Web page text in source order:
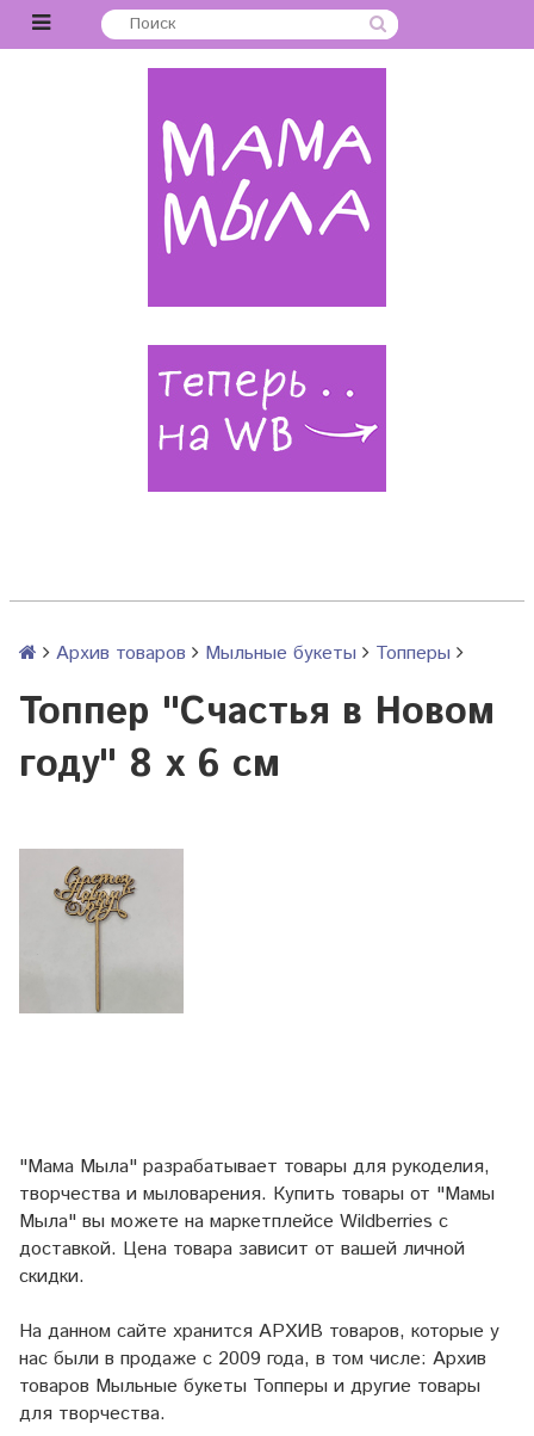
Архив товаров Мыльные букеты Топперы
Топпер "Счастья в Новом
году" 8 х 6 см
"Мама Мыла" разрабатывает товары для рукоделия,
творчества и мыловарения. Купить товары от "Мамы
Мыла" вы можете на маркетплейсе Wildberries с
доставкой. Цена товара зависит от вашей личной
скидки.
На данном сайте хранится АРХИВ товаров, которые у
нас были в продаже с 2009 года, в том числе: Архив
товаров Мыльные букеты Топперы и другие товары
для творчества.